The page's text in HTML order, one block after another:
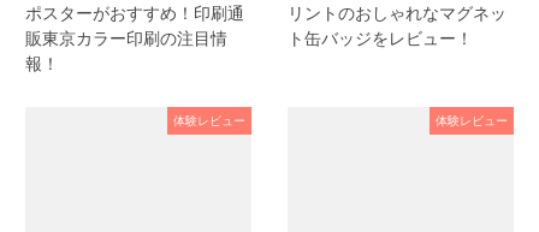
ポスターがおすすめ！印刷通
販東京カラー印刷の注目情
報！
リントのおしゃれなマグネッ
ト缶バッジをレビュー！
体験レビュー 体験レビュー